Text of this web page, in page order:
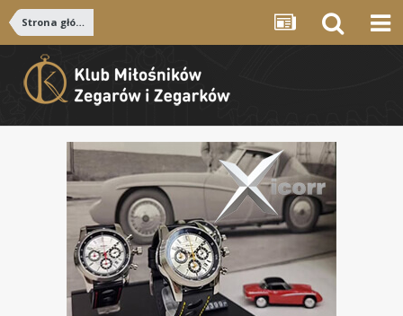
Strona główna